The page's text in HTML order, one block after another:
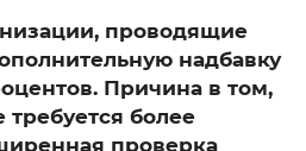
проводящие
надбавку
Причина в том,
более
проверка